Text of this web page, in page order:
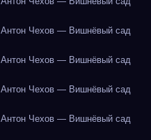
Антон Чехов — Вишнёвый сад
Антон Чехов — Вишнёвый сад
Антон Чехов — Вишнёвый сад
Антон Чехов — Вишнёвый сад